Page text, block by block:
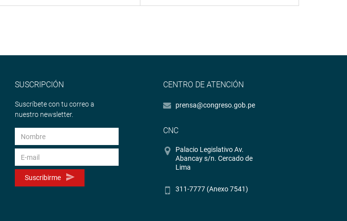
SUSCRIPCIÓN
Suscríbete con tu correo a
nuestro newsletter.
Suscribirme
CENTRO DE ATENCIÓN
prensa@congreso.gob.pe
CNC
Palacio Legislativo Av.
Abancay s/n. Cercado de
Lima
311-7777 (Anexo 7541)